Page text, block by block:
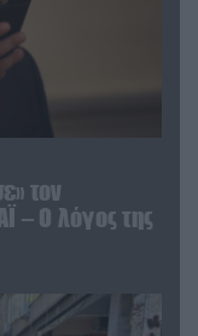
τον
– Ο λόγος της